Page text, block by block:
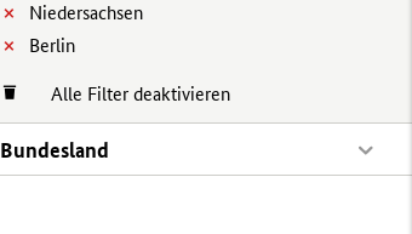
Niedersachsen
Berlin
Alle Filter deaktivieren
Bundesland